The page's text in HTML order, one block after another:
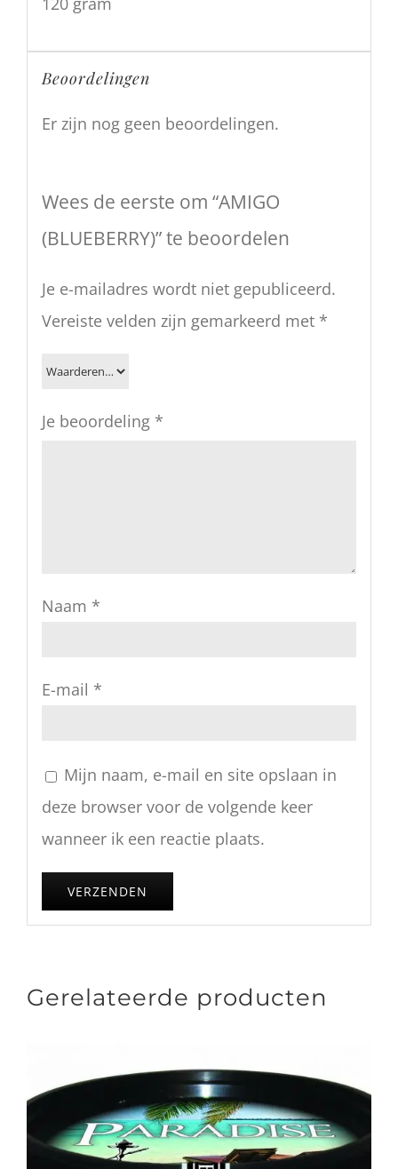
Beoordelingen
Er zijn nog geen beoordelingen.
Wees de eerste om “AMIGO
(BLUEBERRY)” te beoordelen
Je e-mailadres wordt niet gepubliceerd.
Vereiste velden zijn gemarkeerd met *
Je beoordeling *
Naam *
E-mail *
Mijn naam, e-mail en site opslaan in
deze browser voor de volgende keer
wanneer ik een reactie plaats.
Gerelateerde producten